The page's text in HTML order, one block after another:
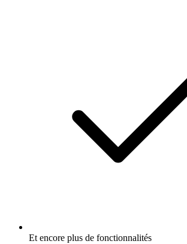
Et encore plus de fonctionnalités